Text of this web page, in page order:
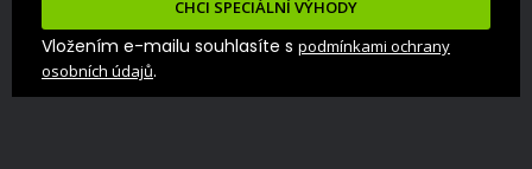
CHCI SPECIÁLNÍ VÝHODY
Vložením e-mailu souhlasíte s podmínkami ochrany
osobních údajů.